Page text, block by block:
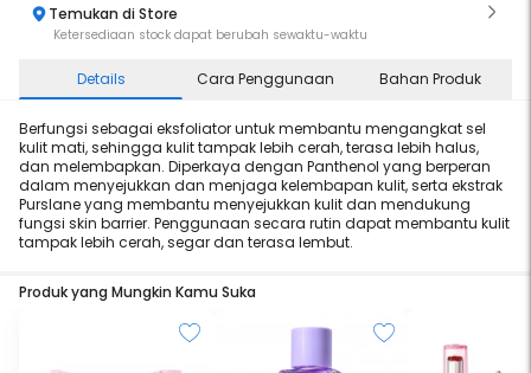
Temukan di Store
Ketersediaan stock dapat berubah sewaktu-waktu
Details Cara Penggunaan Bahan Produk
Berfungsi sebagai eksfoliator untuk membantu mengangkat sel
kulit mati, sehingga kulit tampak lebih cerah, terasa lebih halus,
dan melembapkan. Diperkaya dengan Panthenol yang berperan
dalam menyejukkan dan menjaga kelembapan kulit, serta ekstrak
Purslane yang membantu menyejukkan kulit dan mendukung
fungsi skin barrier. Penggunaan secara rutin dapat membantu kulit
tampak lebih cerah, segar dan terasa lembut.
Produk yang Mungkin Kamu Suka